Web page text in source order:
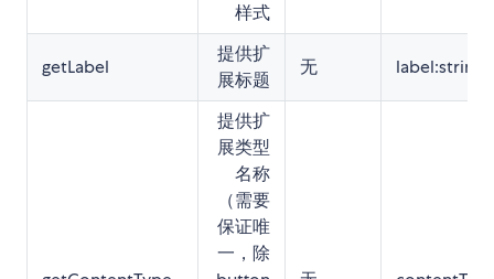
样式
getLabel
提供扩
展标题
无 label:string
提供扩
展类型
名称
（需要
保证唯
一，除